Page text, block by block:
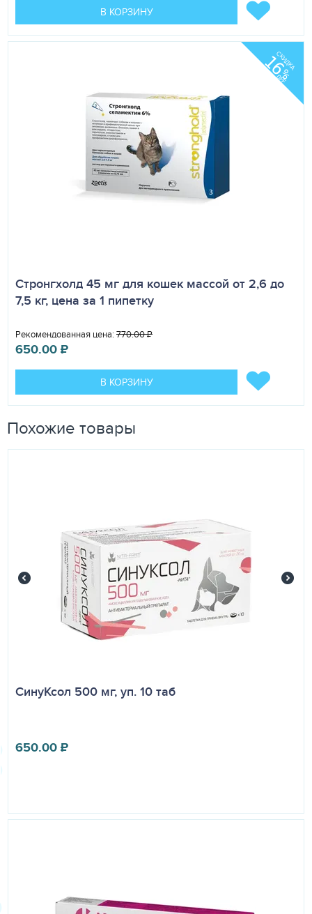
В КОРЗИНУ
СКИДКА
16
%
OFF
Стронгхолд 45 мг для кошек массой от 2,6 до
7,5 кг, цена за 1 пипетку
Рекомендованная цена: 770.00₽
650.00₽
В КОРЗИНУ
Похожие товары
СинуКсол 500 мг, уп. 10 таб
650.00₽